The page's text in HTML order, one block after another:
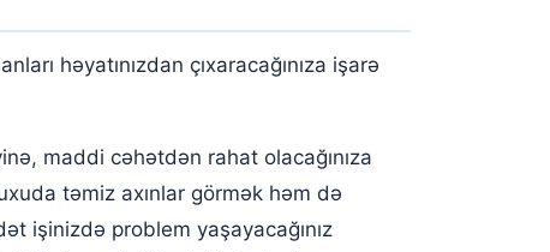
həyatınızdan çıxaracağınıza işarə
maddi cəhətdən rahat olacağınıza
təmiz axınlar görmək həm də
işinizdə problem yaşayacağınız